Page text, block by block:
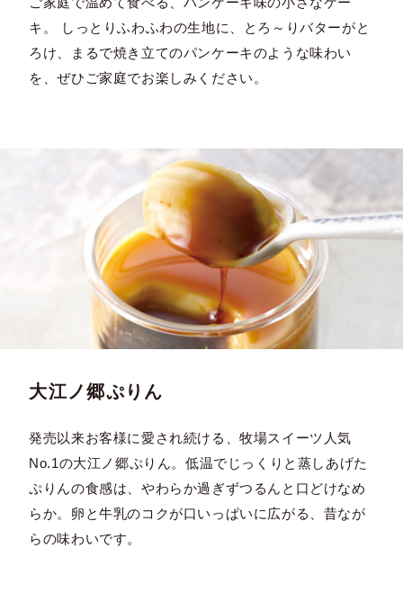
キ。 しっとりふわふわの生地に、とろ～りバターがと
ろけ、まるで焼き立てのパンケーキのような味わい
を、ぜひご家庭でお楽しみください。
大江ノ郷ぷりん
発売以来お客様に愛され続ける、牧場スイーツ人気
No.1の大江ノ郷ぷりん。低温でじっくりと蒸しあげた
ぷりんの食感は、やわらか過ぎずつるんと口どけなめ
らか。卵と牛乳のコクが口いっぱいに広がる、昔なが
らの味わいです。